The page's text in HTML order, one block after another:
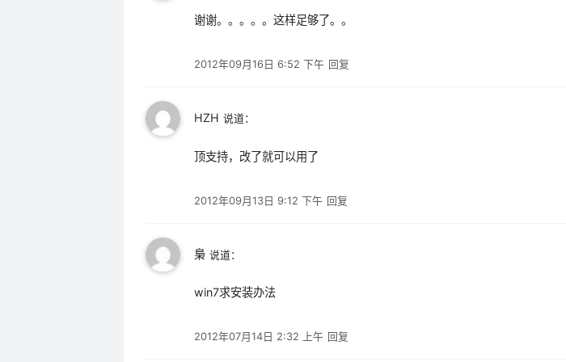
2012年09月16日 6:52 下午
谢谢。。。。。这样足够了。。
回复
HZH 说道：
2012年09月13日 9:12 下午
顶支持，改了就可以用了
回复
梟 说道：
2012年07月14日 2:32 上午
win7求安装办法
回复